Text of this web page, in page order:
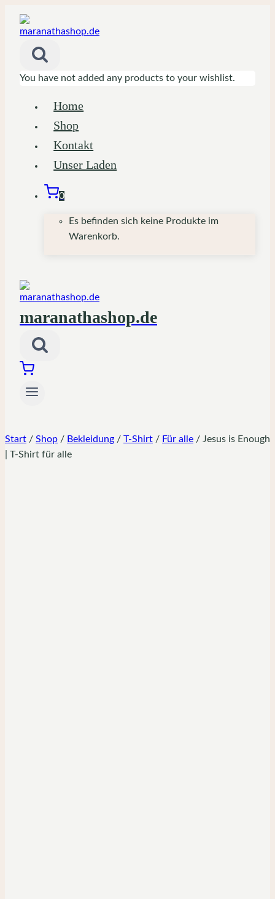
Inhalt
You have not added any products to your wishlist.
Home
Shop
Kontakt
Unser Laden
0
Es befinden sich keine Produkte im
Warenkorb.
maranathashop.de
Start / Shop / Bekleidung / T-Shirt / Für alle / Jesus is Enough
| T-Shirt für alle